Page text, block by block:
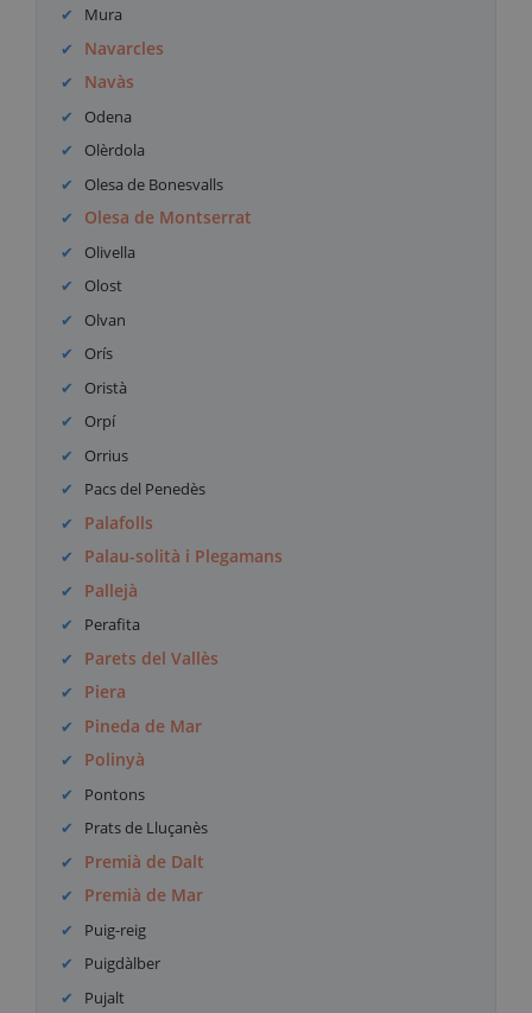
Mura
Navarcles
Navàs
Odena
Olèrdola
Olesa de Bonesvalls
Olesa de Montserrat
Olivella
Olost
Olvan
Orís
Oristà
Orpí
Orrius
Pacs del Penedès
Palafolls
Palau-solità i Plegamans
Pallejà
Perafita
Parets del Vallès
Piera
Pineda de Mar
Polinyà
Pontons
Prats de Lluçanès
Premià de Dalt
Premià de Mar
Puig-reig
Puigdàlber
Pujalt